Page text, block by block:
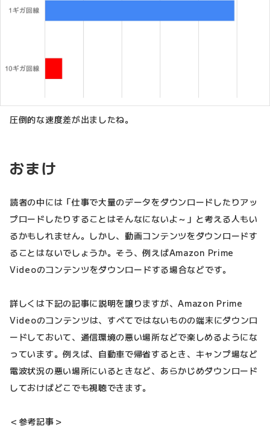
圧倒的な速度差が出ましたね。
おまけ
読者の中には「仕事で大量のデータをダウンロードしたりアッ
プロードしたりすることはそんなにないよ～」と考える人もい
るかもしれません。しかし、動画コンテンツをダウンロードす
ることはないでしょうか。そう、例えばAmazon Prime
Videoのコンテンツをダウンロードする場合などです。
詳しくは下記の記事に説明を譲りますが、Amazon Prime
Videoのコンテンツは、すべてではないものの端末にダウンロ
ードしておいて、通信環境の悪い場所などで楽しめるようにな
っています。例えば、自動車で帰省するとき、キャンプ場など
電波状況の悪い場所にいるときなど、あらかじめダウンロード
しておけばどこでも視聴できます。
＜参考記事＞